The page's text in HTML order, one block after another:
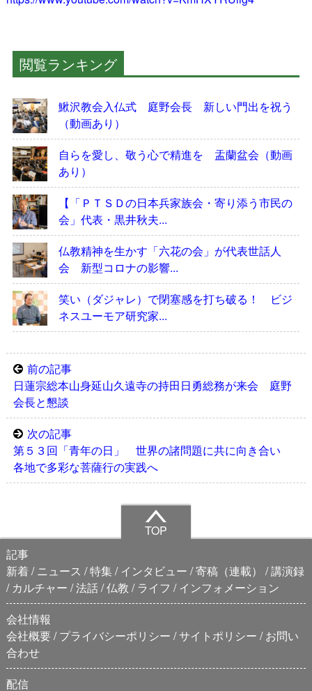
閲覧ランキング
鰍沢教会入仏式 庭野会長 新しい門出を祝う
（動画あり）
自らを愛し、敬う心で精進を 盂蘭盆会（動画
あり）
【「ＰＴＳＤの日本兵家族会・寄り添う市民の
会」代表・黒井秋夫...
仏教精神を生かす「六花の会」が代表世話人
会 新型コロナの影響...
笑い（ダジャレ）で閉塞感を打ち破る！ ビジ
ネスユーモア研究家...
前の記事
日蓮宗総本山身延山久遠寺の持田日勇総務が来会 庭野
会長と懇談
次の記事
第５３回「青年の日」 世界の諸問題に共に向き合い
各地で多彩な菩薩行の実践へ
TOP
記事
新着
ニュース 特集 インタビュー 寄稿（連載）
講演録
カルチャー 法話 仏教 ライフ
インフォメーション
会社情報
会社概要 プライバシーポリシー サイトポリシー
お問い
合わせ
配信